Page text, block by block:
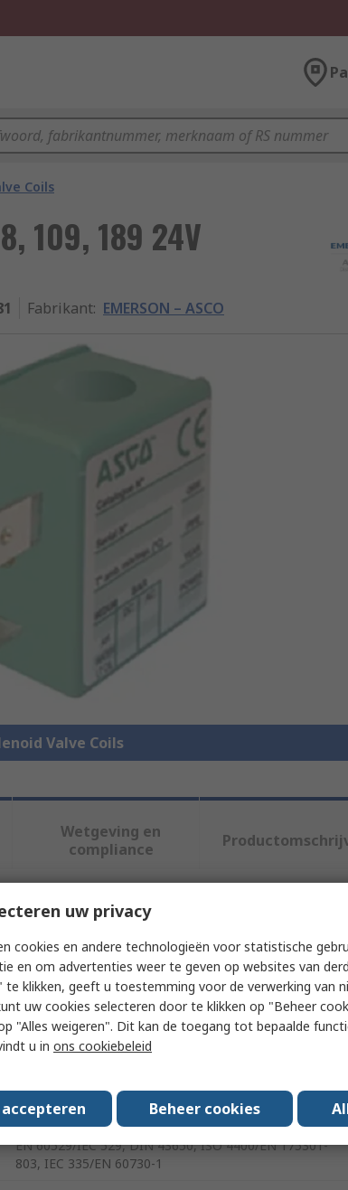
Coils
109, 189 24V
Fabrikant: EMERSON – ASCO
Valve Coils
Wetgeving en
compliance
kenmerken te selecteren.
Waarde
EMERSON – ASCO
24V
108, 109, 189
EN 60529/IEC 529, DIN 43650, ISO 4400/EN 175301-
803, IEC 335/EN 60730-1
uw privacy
cookies en andere technologieën voor statistische
en om advertenties weer te geven op websites van
te klikken, geeft u toestemming voor de verwerking van
uw cookies selecteren door te klikken op "Beheer
"Alles weigeren". Dit kan de toegang tot bepaalde
u in ons cookiebeleid
Beheer cookies